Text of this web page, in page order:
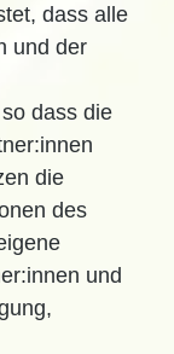
dass alle
und der
dass die
die
des
und